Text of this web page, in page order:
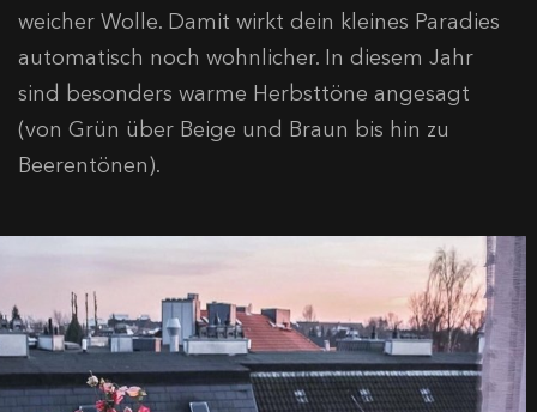
weicher Wolle. Damit wirkt dein kleines Paradies
automatisch noch wohnlicher. In diesem Jahr
sind besonders warme Herbsttöne angesagt
(von Grün über Beige und Braun bis hin zu
Beerentönen).